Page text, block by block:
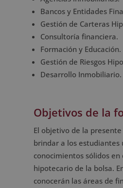
Bancos y Entidades
Gestión de Carteras
Consultoría financiera.
Formación y Educación.
Gestión de Riesgos
Desarrollo Inmobiliario.
Objetivos de la
El objetivo de la
brindar a los estudiantes
conocimientos sólidos
hipotecario de la bolsa.
conocerán las áreas de